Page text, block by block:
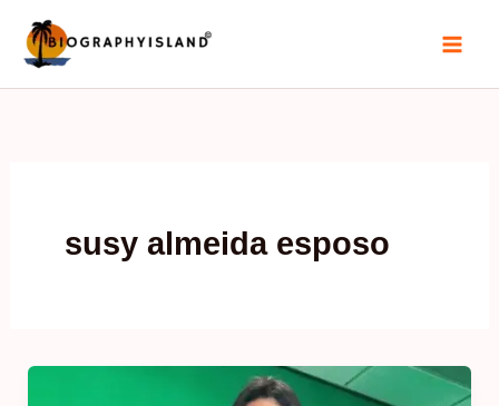
content
susy almeida esposo